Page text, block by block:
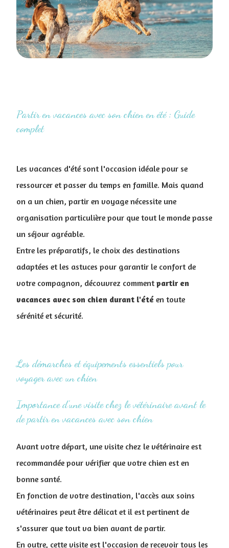
Partir en vacances avec son chien en été : Guide
complet
Les vacances d'été sont l'occasion idéale pour se
ressourcer et passer du temps en famille. Mais quand
on a un chien, partir en voyage nécessite une
organisation particulière pour que tout le monde passe
un séjour agréable.
Entre les préparatifs, le choix des destinations
adaptées et les astuces pour garantir le confort de
votre compagnon, découvrez commentpartir en
vacances avec son chien durant l'été en toute
sérénité et sécurité.
Les démarches et équipements essentiels pour
voyager avec un chien
Importance d'une visite chez le vétérinaire avant le
de partir en vacances avec son chien
Avant votre départ, une visite chez le vétérinaire est
recommandée pour vérifier que votre chien est en
bonne santé.
En fonction de votre destination, l'accès aux soins
vétérinaires peut être délicat et il est pertinent de
s'assurer que tout va bien avant de partir.
En outre, cette visite est l'occasion de recevoir tous les